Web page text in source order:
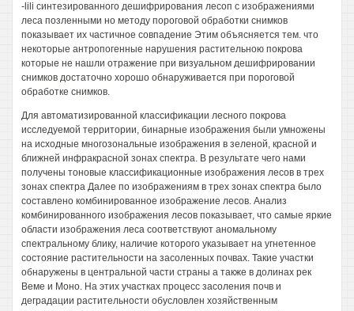
-lili синтезированного дешифрирования лесоп с изображениями
леса позленными но методу пороговой обработки снимков
показывает их частичное совпадение Этим объясняется тем. что
некоторые антропогенные нарушения растительною покрова
которые не нашли отражение при визуальном дешифрировании
снимков достаточно хорошо обнаруживается при пороговой
обработке снимков.
Для автоматизированной классификации лесного покрова
исследуемой территории, бинарные изображения были умножены
на исходные многозональные изображения в зеленой, красной и
ближней инфракрасной зонах спектра. В результате чего нами
получены тоновые классификационные изображения лесов в трех
зонах спектра Далее по изображениям в трех зонах спектра было
составлено комбинированное изображение лесов. Анализ
комбинированного изображения лесов показывает, что самые яркие
области изображения леса соответствуют аномальному
спектральному блику, наличие которого указывает на угнетенное
состояние растительности на засоленных почвах. Такие участки
обнаружены в центральной части страны а также в долинах рек
Веме и Моно. На этих участках процесс засоления почв и
деградации растительности обусловлен хозяйственным